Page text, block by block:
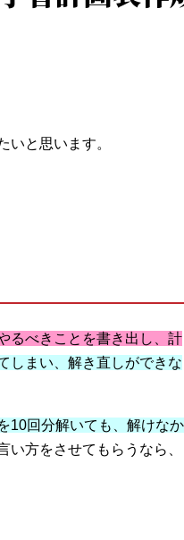
いと思います。
るべきことを書き出し、計
しまい、解き直しができな
10回分解いても、解けなか
い方をさせてもらうなら、